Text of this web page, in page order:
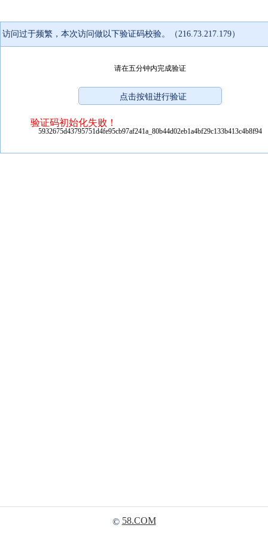
访问过于频繁，本次访问做以下验证码校验。（216.73.217.179）
请在五分钟内完成验证
验证码初始化失败！
5932675d43795751d4fe95cb97af241a_80b44d02eb1a4bf29c133b413c4b8f94
© 58.COM